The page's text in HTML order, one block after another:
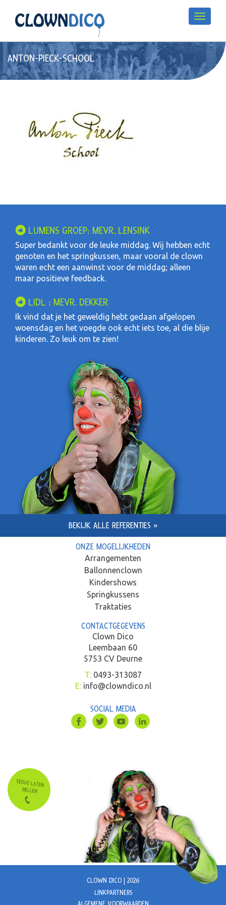
ANTON-PIECK-SCHOOL
LUMENS GROEP: MEVR. LENSINK
Super bedankt voor de leuke middag. Wij hebben echt
genoten en het springkussen, maar vooral de clown
waren echt een aanwinst voor de middag; alleen
maar positieve feedback.
LIDL : MEVR. DEKKER
Ik vind dat je het geweldig hebt gedaan afgelopen
woensdag en het voegde ook echt iets toe, al die blije
kinderen. Zo leuk om te zien!
BEKIJK ALLE REFERENTIES »
ONZE MOGELIJKHEDEN
Arrangementen
Ballonnenclown
Kindershows
Springkussens
Traktaties
CONTACTGEGEVENS
Clown Dico
Leembaan 60
5753 CV Deurne
T:0493-313087
E: info@clowndico.nl
SOCIAL MEDIA
CLOWN DICO | 2026
LINKPARTNERS